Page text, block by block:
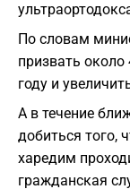
По словам
призвать
году и
А в течение
добиться того,
харедим
гражданская